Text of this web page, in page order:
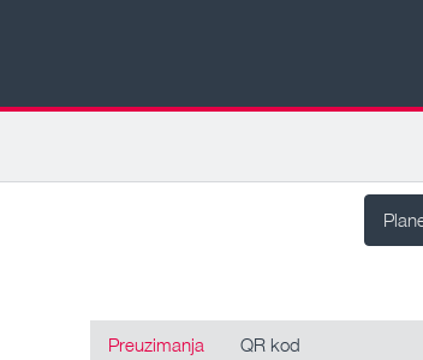
Preuzimanja QR kod